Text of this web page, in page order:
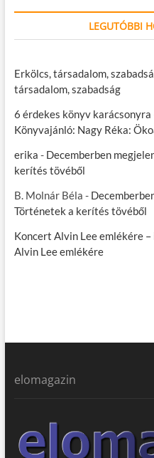
LEGUTÓBBI
Erkölcs, társadalom,
társadalom, szabadság
6 érdekes könyv
Könyvajánló: Nagy Réka:
erika - Decemberben
kerítés tövéből
B. Molnár Béla -
Történetek a kerítés tövéből
Koncert Alvin Lee emlékére –
Alvin Lee emlékére
elomagazin